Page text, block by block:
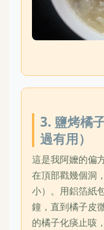
3. 鹽烤橘
過有用）
這是我阿嬤的偏
在頂部戳幾個洞
小）。用鋁箔紙
鐘，直到橘子皮
的橘子化痰止咳